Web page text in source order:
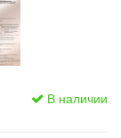
В наличии